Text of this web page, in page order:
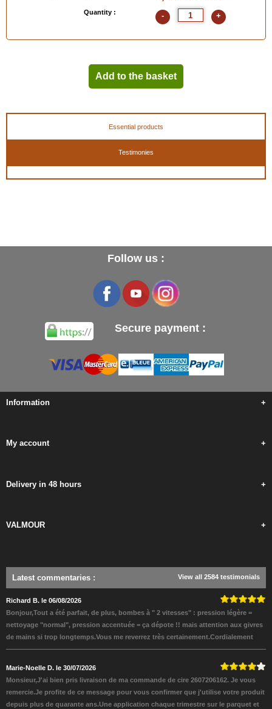
Quantity : - +
Add to the basket
Essential products
Testimonies
Follow us :
Secure payment :
Information +
My account +
Delivery in 48 hours +
VALMOUR +
Latest commentaries : View all 2584 testimonials
Richard B. le 06/08/2026
Bonjour,Tout a été parfait, de plus, bombes à " 2 vitesses" : pression légère =
nettoyage "normal", pression accentuée = ça dépote !! mais attention aux givres
de mains si trop longtemps.Vous me reverrez très certainement.Cordialement
Marie-Noelle D. le 30/07/2026
Monsieur,J'ai bien pris livraison de ma commande de cire 2607206162. Je vous
remercie.Je profite de ce message pour vous confirmer que j'utilise votre produit
depuis plus de quarante ans.Une application chaque trimestre sur le parquet et